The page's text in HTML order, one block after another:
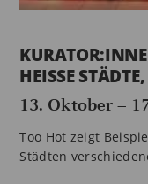
HEISSE STÄDTE,
13. Oktober –
Too Hot zeigt
Städten